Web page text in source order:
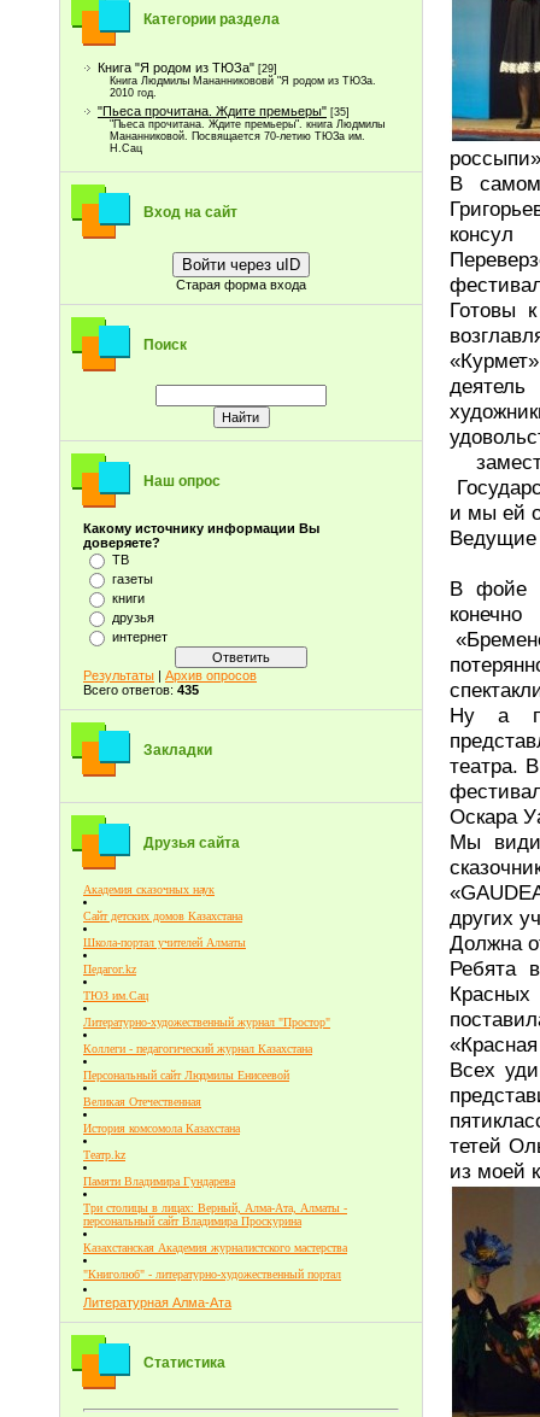
Категории раздела
Книга "Я родом из ТЮЗа" [29]
Книга Людмилы Мананникововй "Я родом из ТЮЗа.
2010 год.
"Пьеса прочитана. Ждите премьеры" [35]
"Пьеса прочитана. Ждите премьеры". книга Людмилы
Мананниковой. Посвящается 70-летию ТЮЗа им.
Н.Сац
Вход на сайт
Войти через uID
Старая форма входа
Поиск
Наш опрос
Какому источнику информации Вы
доверяете?
ТВ
газеты
книги
друзья
интернет
Результаты | Архив опросов
Всего ответов: 435
Закладки
Друзья сайта
Академия сказочных наук
Сайт детских домов Казахстана
Школа-портал учителей Алматы
Педагог.kz
ТЮЗ им.Сац
Литературно-художественный журнал "Простор"
Коллеги - педагогический журнал Казахстана
Персональный сайт Людмилы Енисеевой
Великая Отечественная
История комсомола Казахстана
Театр.kz
Памяти Владимира Гундарева
Три столицы в лицах: Верный, Алма-Ата, Алматы -
персональный сайт Владимира Проскурина
Казахстанская Академия журналистского мастерства
"Книголюб" - литературно-художественный портал
Литературная Алма-Ата
Статистика
В
Готовы
и мы ей
Ведущие
В фойе
Ну а
театра.
Оскара
Мы
других
Должна
Ребята
Всех
тетей
из моей